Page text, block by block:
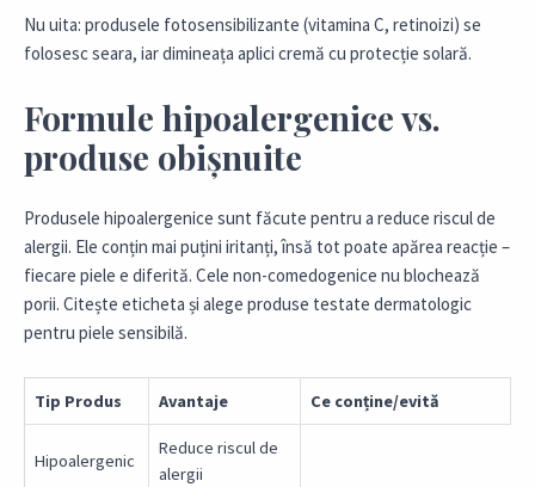
Nu uita: produsele fotosensibilizante (vitamina C, retinoizi) se
folosesc seara, iar dimineața aplici cremă cu protecție solară.
Formule hipoalergenice vs.
produse obișnuite
Produsele hipoalergenice sunt făcute pentru a reduce riscul de
alergii. Ele conțin mai puțini iritanți, însă tot poate apărea reacție –
fiecare piele e diferită. Cele non-comedogenice nu blochează
porii. Citește eticheta și alege produse testate dermatologic
pentru piele sensibilă.
Tip Produs Avantaje Ce conține/evită
Hipoalergenic
Reduce riscul de
alergii